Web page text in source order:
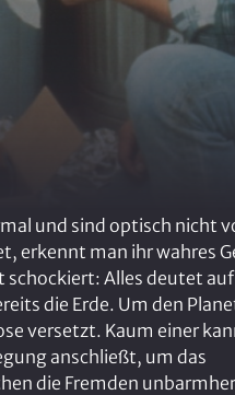
und sind optisch nicht
erkennt man ihr wahres
schockiert: Alles deutet
die Erde. Um den
versetzt. Kaum einer
anschließt, um das
die Fremden